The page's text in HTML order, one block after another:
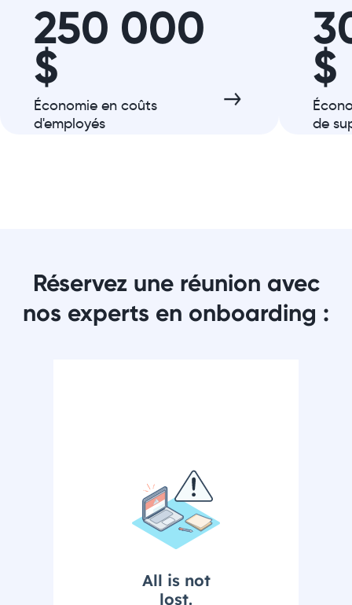
250 000
$
Économie en coûts
d'employés
$
de
Réservez une réunion avec
nos experts en onboarding :